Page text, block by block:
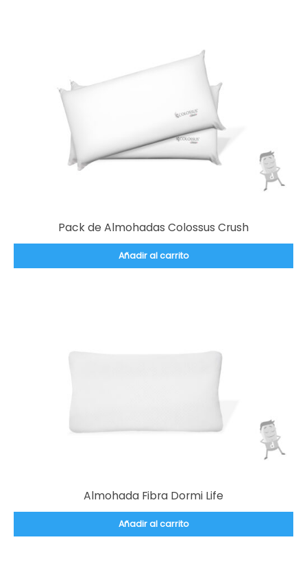
Pack de Almohadas Colossus Crush
Añadir al carrito
Almohada Fibra Dormi Life
Añadir al carrito